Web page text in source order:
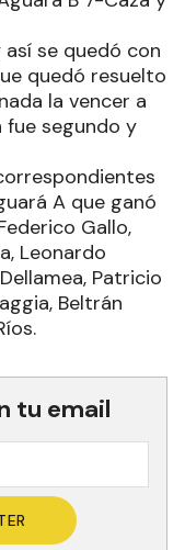
se quedó con
quedó resuelto
la vencer a
segundo y
A que ganó
Gallo,
Leonardo
Patricio
Beltrán
tu email